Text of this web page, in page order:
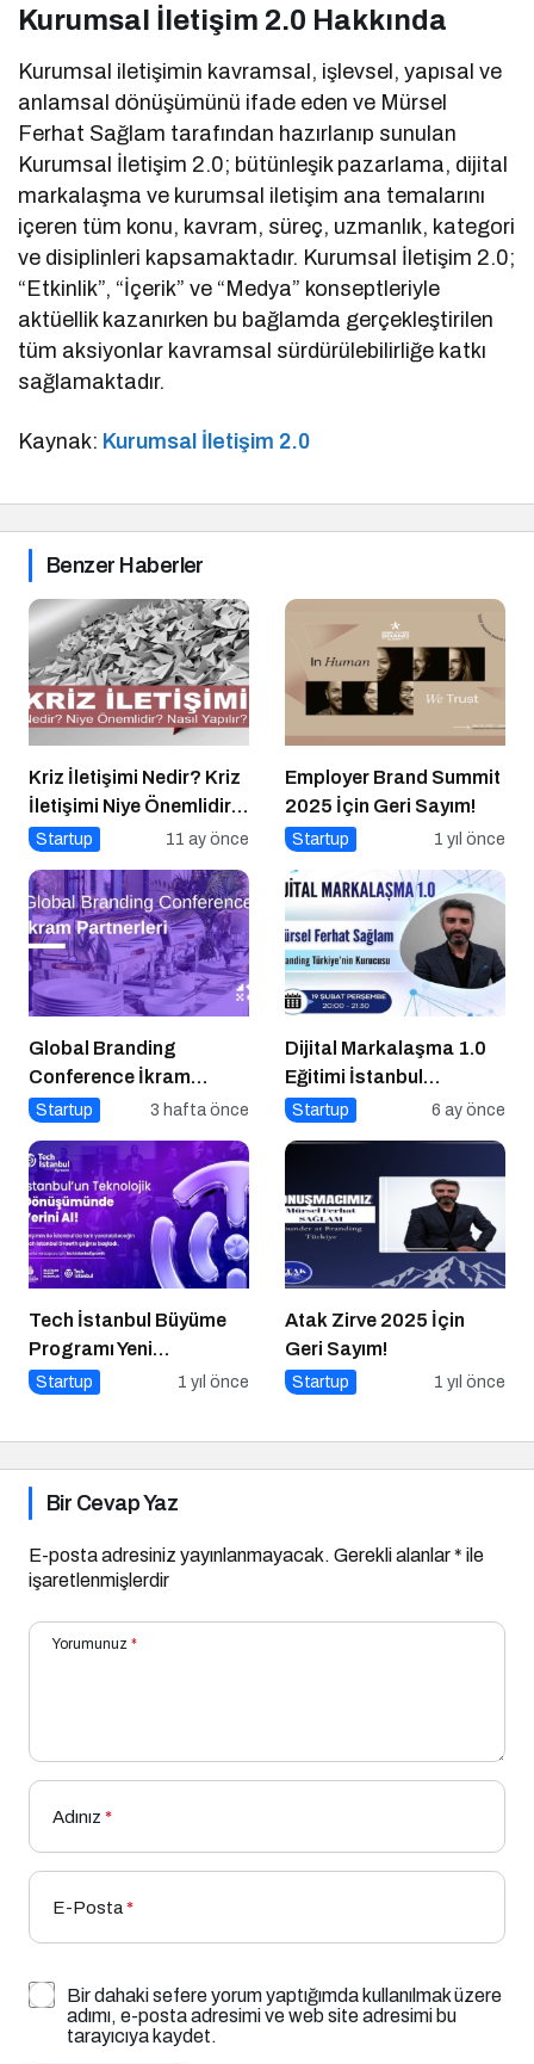
Kurumsal İletişim 2.0 Hakkında
Kurumsal iletişimin kavramsal, işlevsel, yapısal ve
anlamsal dönüşümünü ifade eden ve Mürsel
Ferhat Sağlam tarafından hazırlanıp sunulan
Kurumsal İletişim 2.0; bütünleşik pazarlama, dijital
markalaşma ve kurumsal iletişim ana temalarını
içeren tüm konu, kavram, süreç, uzmanlık, kategori
ve disiplinleri kapsamaktadır. Kurumsal İletişim 2.0;
“Etkinlik”, “İçerik” ve “Medya” konseptleriyle
aktüellik kazanırken bu bağlamda gerçekleştirilen
tüm aksiyonlar kavramsal sürdürülebilirliğe katkı
sağlamaktadır.
Kaynak: Kurumsal İletişim 2.0
Benzer Haberler
Kriz İletişimi Nedir? Kriz
İletişimi Niye Önemlidir?
Kriz İletişimi Nasıl
Startup 11 ay önce
Employer Brand Summit
2025 İçin Geri Sayım!
Startup 1 yıl önce
Global Branding
Conference İkram
Partnerleri: Katılımcı
Gastronomik Mimarisi
Startup 3 hafta önce
Dijital Markalaşma 1.0
Eğitimi İstanbul
Üniversitesi’nde
Startup 6 ay önce
Tech İstanbul Büyüme
Programı Yeni
Başvurulara Kapılarını
Startup 1 yıl önce
Atak Zirve 2025 İçin
Geri Sayım!
Startup 1 yıl önce
Bir Cevap Yaz
E-posta adresiniz yayınlanmayacak. Gerekli alanlar* ile
işaretlenmişlerdir
Yorumunuz *
Adınız *
E-Posta*
Bir dahaki sefere yorum yaptığımda kullanılmak üzere
adımı, e-posta adresimi ve web site adresimi bu
tarayıcıya kaydet.